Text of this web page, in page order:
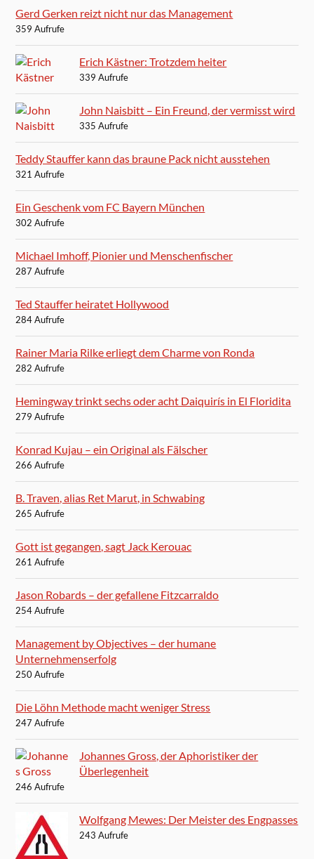
Gerd Gerken reizt nicht nur das Management
359 Aufrufe
Erich Kästner: Trotzdem heiter
339 Aufrufe
John Naisbitt – Ein Freund, der vermisst wird
335 Aufrufe
Teddy Stauffer kann das braune Pack nicht ausstehen
321 Aufrufe
Ein Geschenk vom FC Bayern München
302 Aufrufe
Michael Imhoff, Pionier und Menschenfischer
287 Aufrufe
Ted Stauffer heiratet Hollywood
284 Aufrufe
Rainer Maria Rilke erliegt dem Charme von Ronda
282 Aufrufe
Hemingway trinkt sechs oder acht Daiquirís in El Floridita
279 Aufrufe
Konrad Kujau – ein Original als Fälscher
266 Aufrufe
B. Traven, alias Ret Marut, in Schwabing
265 Aufrufe
Gott ist gegangen, sagt Jack Kerouac
261 Aufrufe
Jason Robards – der gefallene Fitzcarraldo
254 Aufrufe
Management by Objectives – der humane
Unternehmenserfolg
250 Aufrufe
Die Löhn Methode macht weniger Stress
247 Aufrufe
Johannes Gross, der Aphoristiker der
Überlegenheit
246 Aufrufe
Wolfgang Mewes: Der Meister des Engpasses
243 Aufrufe